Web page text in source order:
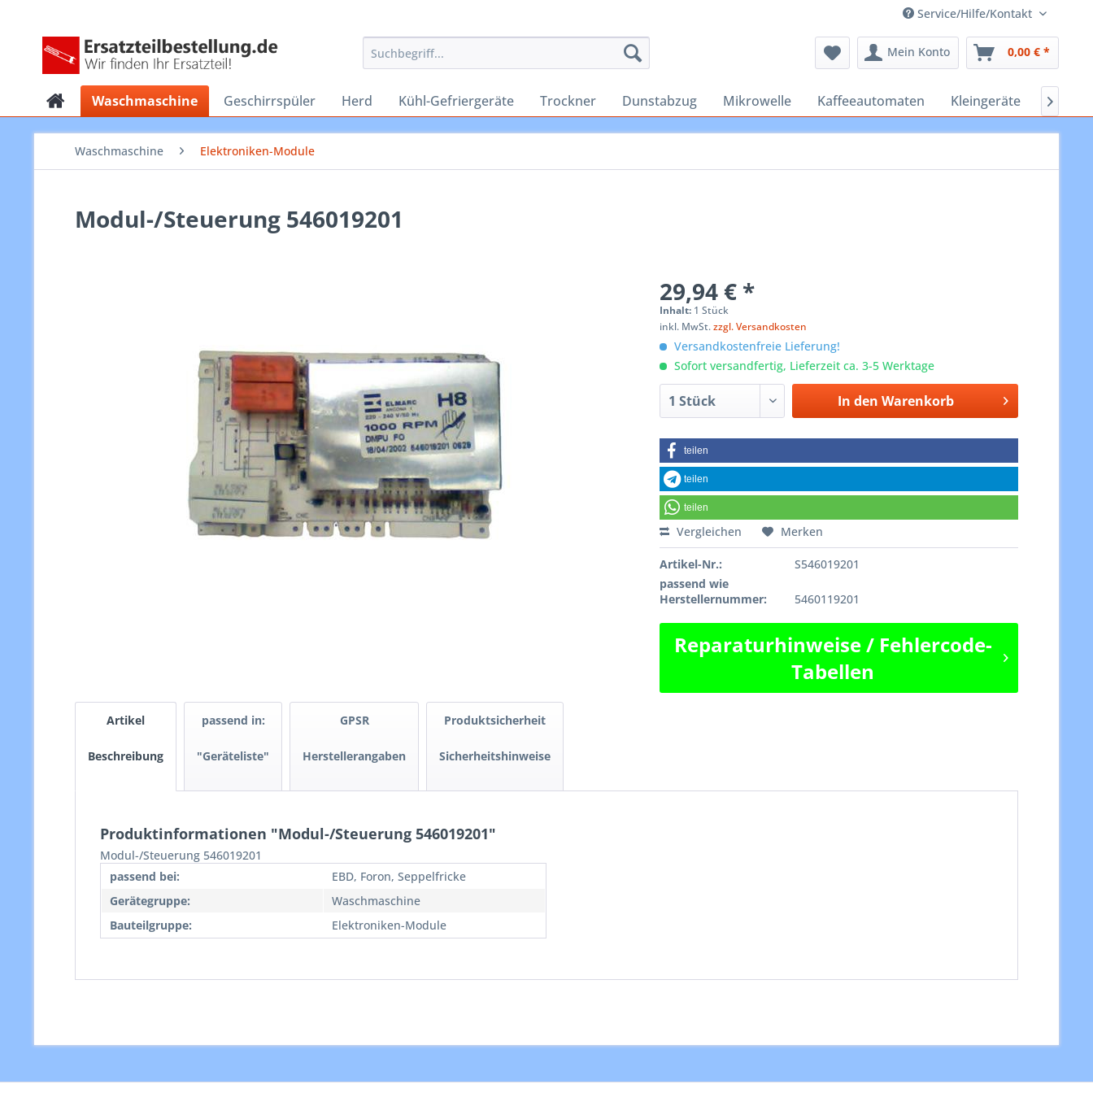
Service/Hilfe/Kontakt
Mein Konto 0,00 € *
Waschmaschine Geschirrspüler Herd Kühl-Gefriergeräte Trockner Dunstabzug Mikrowelle Kaffeeautomaten Kleingeräte 
Waschmaschine Elektroniken-Module
Modul-/Steuerung 546019201
29,94 € *
Inhalt: 1 Stück
inkl. MwSt.zzgl. Versandkosten
Versandkostenfreie Lieferung!
Sofort versandfertig, Lieferzeit ca. 3-5 Werktage
In den Warenkorb
teilen
teilen
teilen
Vergleichen Merken
Artikel-Nr.:
S546019201
passend wie
Herstellernummer:
5460119201
Reparaturhinweise / Fehlercode-
Tabellen
Artikel
Beschreibung
passend in:
"Geräteliste"
GPSR
Herstellerangaben
Produktsicherheit
Sicherheitshinweise
Produktinformationen "Modul-/Steuerung 546019201"
Modul-/Steuerung 546019201
passend bei:
EBD, Foron, Seppelfricke
Gerätegruppe:
Waschmaschine
Bauteilgruppe:
Elektroniken-Module